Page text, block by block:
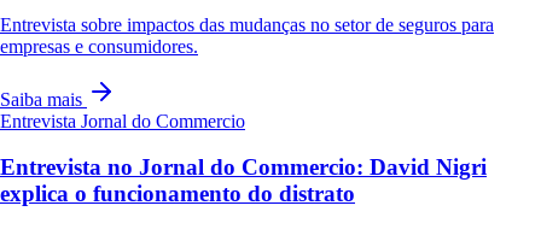
Entrevista sobre impactos das mudanças no setor de seguros para
empresas e consumidores.
Saiba mais
Entrevista Jornal do Commercio
Entrevista no Jornal do Commercio: David Nigri
explica o funcionamento do distrato